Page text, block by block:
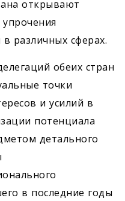
открывают
различных сферах.
обеих стран
точки
и усилий в
потенциала
детального
в последние годы